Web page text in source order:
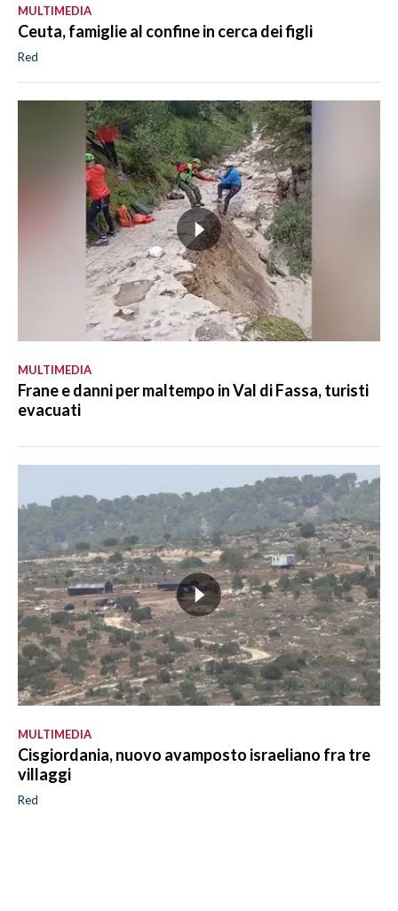
MULTIMEDIA
Ceuta, famiglie al confine in cerca dei figli
Red
MULTIMEDIA
Frane e danni per maltempo in Val di Fassa, turisti
evacuati
MULTIMEDIA
Cisgiordania, nuovo avamposto israeliano fra tre
villaggi
Red